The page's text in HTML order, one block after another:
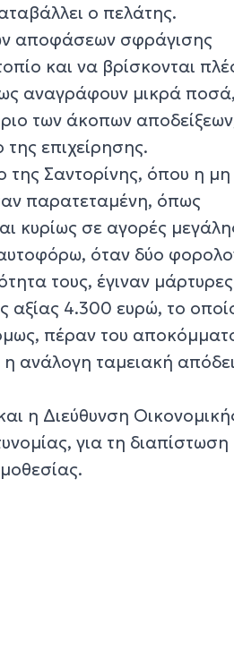
ο πελάτης.
αποφάσεων σφράγισης
και να βρίσκονται
αναγράφουν μικρά
των άκοπων
επιχείρησης.
της Σαντορίνης, όπου η
παρατεταμένη, όπως
κυρίως σε αγορές
όταν δύο
τους, έγιναν μάρτυρες
4.300 ευρώ, το
πέραν του
ανάλογη ταμειακή
η Διεύθυνση
για τη διαπίστωση